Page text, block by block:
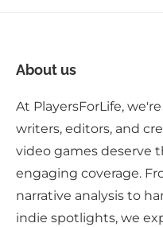
About us
At PlayersForLife,
writers, editors, and
video games deserve
engaging coverage.
narrative analysis to
indie spotlights, we